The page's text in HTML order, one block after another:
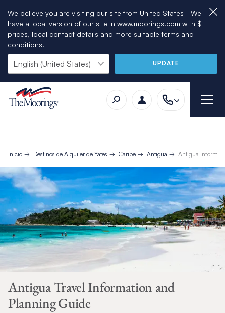
We believe you are visiting our site from United States - We
have a local version of our site in www.moorings.com with $
prices, local contact details and more suitable terms and
conditions.
UPDATE
Inicio Destinos de Alquiler de Yates Caribe Antigua Antigua
Antigua Travel Information and
Planning Guide